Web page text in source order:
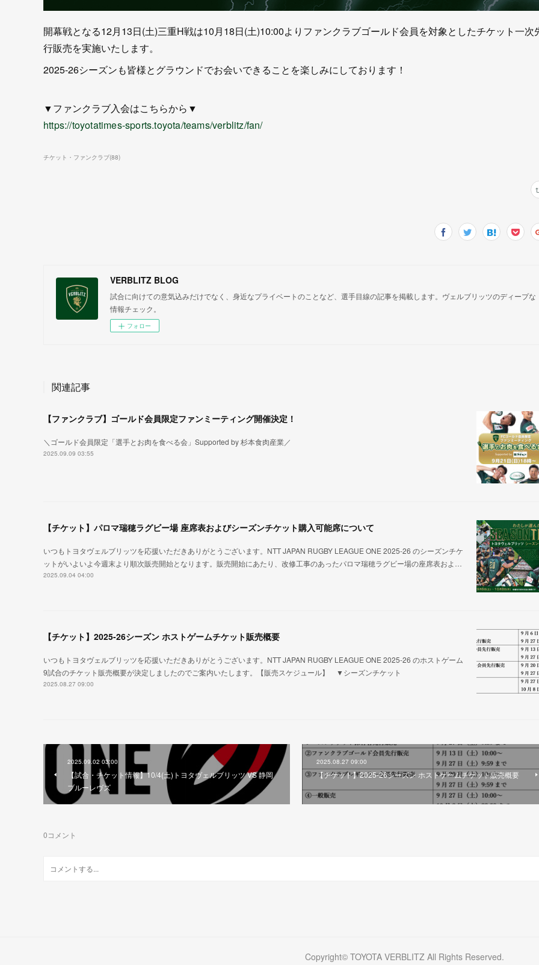
開幕戦となる12月13日(土)三重H戦は10月18日(土)10:00よりファンクラブゴールド会員を対象としたチケット一次
行販売を実施いたします。
2025-26シーズンも皆様とグラウンドでお会いできることを楽しみにしております！
▼ファンクラブ入会はこちらから▼
https://toyotatimes-sports.toyota/teams/verblitz/fan/
チケット・ファンクラブ(88)
VERBLITZ BLOG
試合に向けての意気込みだけでなく、身近なプライベートのことなど、選手目線の記事を掲載します。ヴェルブリッツのディープな
情報チェック。
フォロー
関連記事
【ファンクラブ】ゴールド会員限定ファンミーティング開催決定！
＼ゴールド会員限定「選手とお肉を食べる会」Supported by 杉本食肉産業／
2025.09.09 03:55
【チケット】パロマ瑞穂ラグビー場 座席表およびシーズンチケット購入可能席について
いつもトヨタヴェルブリッツを応援いただきありがとうございます。NTT JAPAN RUGBY LEAGUE ONE 2025-26 のシーズンチケ
ットがいよいよ今週末より順次販売開始となります。販売開始にあたり、改修工事のあったパロマ瑞穂ラグビー場の座席表およ…
2025.09.04 04:00
【チケット】2025-26シーズン ホストゲームチケット販売概要
いつもトヨタヴェルブリッツを応援いただきありがとうございます。NTT JAPAN RUGBY LEAGUE ONE 2025-26 のホストゲーム
9試合のチケット販売概要が決定しましたのでご案内いたします。【販売スケジュール】 ▼シーズンチケット
2025.08.27 09:00
2025.09.02 03:00
【試合・チケット情報】10/4(土)トヨタヴェルブリッツ VS 静岡
ブルーレヴズ
2025.08.27 09:00
【チケット】2025-26シーズン ホストゲームチケット販売概要
0コメント
Copyright© TOYOTA VERBLITZ All Rights Reserved.